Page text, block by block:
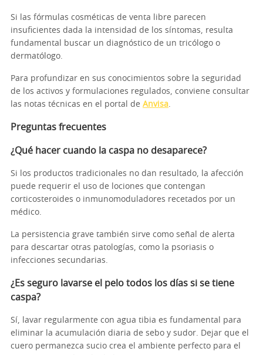
Si las fórmulas cosméticas de venta libre parecen
insuficientes dada la intensidad de los síntomas, resulta
fundamental buscar un diagnóstico de un tricólogo o
dermatólogo.
Para profundizar en sus conocimientos sobre la seguridad
de los activos y formulaciones regulados, conviene consultar
las notas técnicas en el portal de Anvisa
Preguntas frecuentes
¿Qué hacer cuando la caspa no desaparece?
Si los productos tradicionales no dan resultado, la afección
puede requerir el uso de lociones que contengan
corticosteroides o inmunomoduladores recetados por un
médico.
La persistencia grave también sirve como señal de alerta
para descartar otras patologías, como la psoriasis o
infecciones secundarias.
¿Es seguro lavarse el pelo todos los días si se tiene
caspa?
Sí, lavar regularmente con agua tibia es fundamental para
eliminar la acumulación diaria de sebo y sudor. Dejar que el
cuero permanezca sucio crea el ambiente perfecto para el